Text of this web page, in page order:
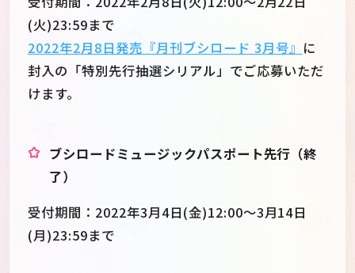
(火)23:59まで
2022年2月8日発売『月刊ブシロード 3月号』 に
封入の「特別先行抽選シリアル」でご応募いただ
けます。
ブシロードミュージックパスポート先行（終
了）
受付期間：2022年3月4日(金)12:00～3月14日
(月)23:59まで